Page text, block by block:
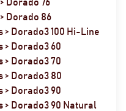
Dorado 76
Dorado 86
> Dorado3 100 Hi-Line
> Dorado3 60
> Dorado3 70
> Dorado3 80
> Dorado3 90
> Dorado3 90 Natural